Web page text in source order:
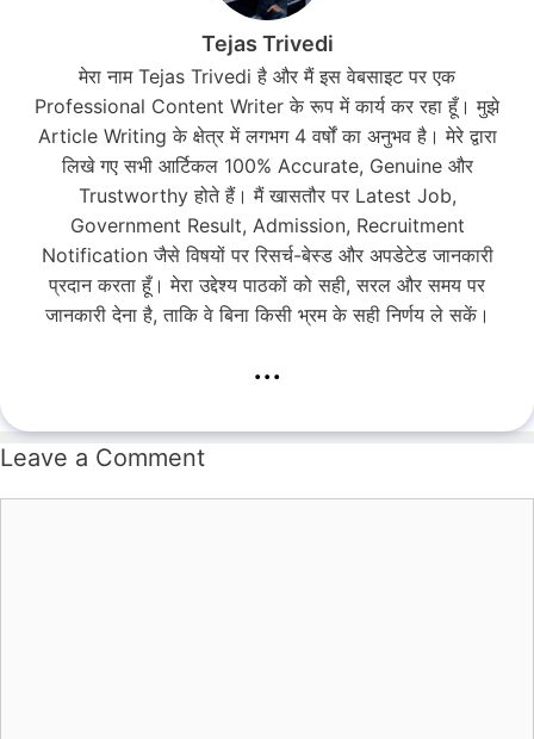
Tejas Trivedi
मेरा नाम Tejas Trivedi है और मैं इस वेबसाइट पर एक
Professional Content Writer के रूप में कार्य कर रहा हूँ। मुझे
Article Writing के क्षेत्र में लगभग 4 वर्षों का अनुभव है। मेरे द्वारा
लिखे गए सभी आर्टिकल 100% Accurate, Genuine और
Trustworthy होते हैं। मैं खासतौर पर Latest Job,
Government Result, Admission, Recruitment
Notification जैसे विषयों पर रिसर्च-बेस्ड और अपडेटेड जानकारी
प्रदान करता हूँ। मेरा उद्देश्य पाठकों को सही, सरल और समय पर
जानकारी देना है, ताकि वे बिना किसी भ्रम के सही निर्णय ले सकें।
...
Leave a Comment